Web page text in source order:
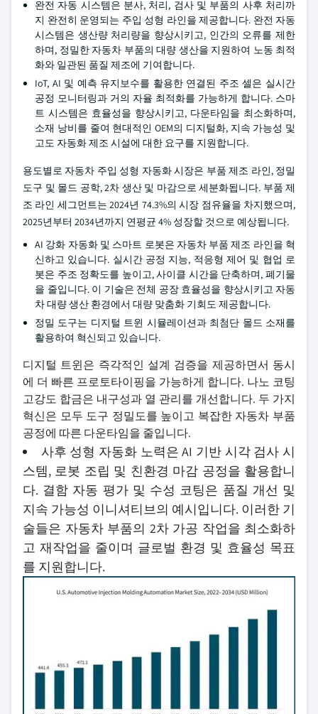
완전 자동 시스템은 분사, 처리, 검사 및 부품의 사후 처리까
지 완전히 운영되는 주입 성형 라인을 제공합니다. 완전 자동
시스템은 생산량 처리량을 향상시키고, 인간의 오류를 제한
하며, 정밀한 자동차 부품의 대량 생산을 지원하여 노동 최적
화와 일관된 품질 제조에 기여합니다.
IoT, AI 및 예측 유지보수를 활용한 연결된 주조 셀은 실시간
공정 모니터링과 거의 자율 최적화를 가능하게 합니다. 스마
트 시스템은 효율성을 향상시키고, 다운타임을 최소화하며,
소재 낭비를 줄여 현대적인 OEM의 디지털화, 지속 가능성 및
고도 자동화 제조 시설에 대한 요구를 지원합니다.
용도별로 자동차 주입 성형 자동화 시장은 부품 제조 라인, 정밀
도구 및 몰드 공학, 2차 생산 및 마감으로 세분화됩니다. 부품 제
조 라인 세그먼트는 2024년 74.3%의 시장 점유율을 차지했으며,
2025년부터 2034년까지 연평균 4% 성장할 것으로 예상됩니다.
AI 강화 자동화 및 스마트 로봇은 자동차 부품 제조 라인을 혁
신하고 있습니다. 실시간 공정 지능, 적응형 제어 및 협업 로
봇은 주조 정확도를 높이고, 사이클 시간을 단축하며, 폐기물
을 줄입니다. 이 기술은 전체 공장 효율성을 향상시키고 자동
차 대량 생산 환경에서 대량 맞춤화 기회도 제공합니다.
정밀 도구는 디지털 트윈 시뮬레이션과 최첨단 몰드 소재를
활용하여 혁신되고 있습니다.
디지털 트윈은 즉각적인 설계 검증을 제공하면서 동시
에 더 빠른 프로토타이핑을 가능하게 합니다. 나노 코팅
고강도 합금은 내구성과 열 관리를 개선합니다. 두 가지
혁신은 모두 도구 정밀도를 높이고 복잡한 자동차 부품
공정에 따른 다운타임을 줄입니다.
사후 성형 자동화 노력은 AI 기반 시각 검사 시
스템, 로봇 조립 및 친환경 마감 공정을 활용합니
다. 결함 자동 평가 및 수성 코팅은 품질 개선 및
지속 가능성 이니셔티브의 예시입니다. 이러한 기
술들은 자동차 부품의 2차 가공 작업을 최소화하
고 재작업을 줄이며 글로벌 환경 및 효율성 목표
를 지원합니다.